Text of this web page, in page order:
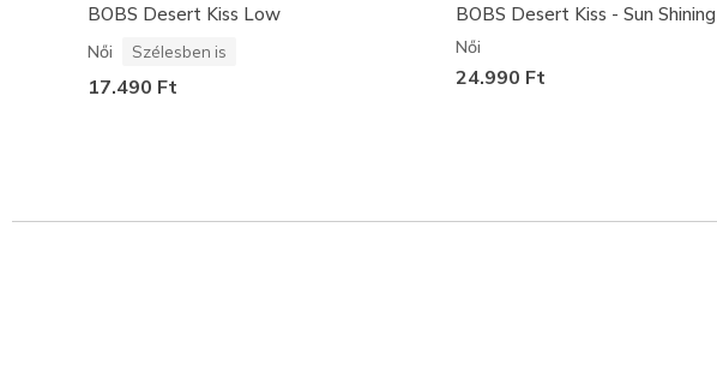
BOBS Desert Kiss Low
Női Szélesben is
17.490 Ft
BOBS Desert Kiss - Sun Shining
Női
24.990 Ft